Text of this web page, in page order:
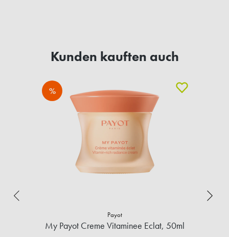
Kunden kauften auch
%
Payot
My Payot Creme Vitaminee Eclat, 50ml